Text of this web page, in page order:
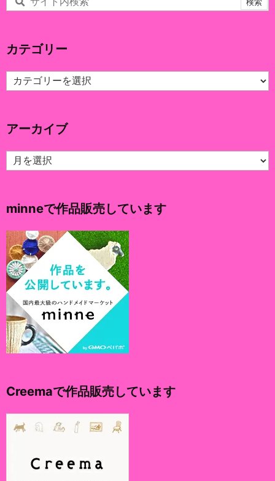
カテゴリー
カ
テ
ー
アーカイブ
ア
ー
ブ
minneで作品販売しています
Creemaで作品販売しています